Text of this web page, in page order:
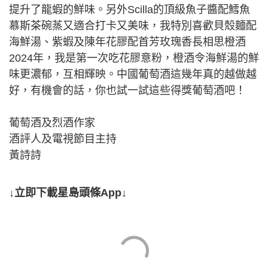
提升了龍蝦的鮮味。另外Scilla的頂級魚子醬配鱈魚
慕斯茶碗蒸又適合打卡又美味，我特別喜歡貝殼麵配
海鮮湯、紫蝦及陳年花膠配首芳玫瑰香長相思橙酒
2024年，我是第一次吃花膠意粉，橙酒令海鮮湯的鮮
味更濃郁，互相輝映。中國葡萄酒這幾年真的越做越
好，有機會的話，你也試一試這些得獎葡萄酒吧！
葡萄酒及烈酒作家
酒評人及電視節目主持
黃詩詩
↓立即下載星島頭條App↓